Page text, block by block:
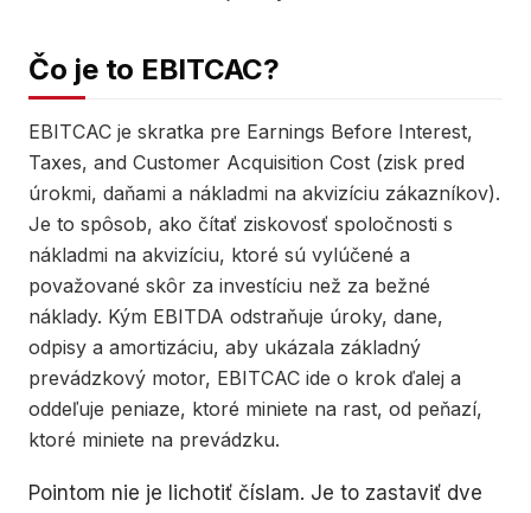
Čo je to EBITCAC?
EBITCAC je skratka pre Earnings Before Interest,
Taxes, and Customer Acquisition Cost (zisk pred
úrokmi, daňami a nákladmi na akvizíciu zákazníkov).
Je to spôsob, ako čítať ziskovosť spoločnosti s
nákladmi na akvizíciu, ktoré sú vylúčené a
považované skôr za investíciu než za bežné
náklady. Kým EBITDA odstraňuje úroky, dane,
odpisy a amortizáciu, aby ukázala základný
prevádzkový motor, EBITCAC ide o krok ďalej a
oddeľuje peniaze, ktoré miniete na rast, od peňazí,
ktoré miniete na prevádzku.
Pointom nie je lichotiť číslam. Je to zastaviť dve